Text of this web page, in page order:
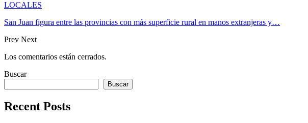
LOCALES
San Juan figura entre las provincias con más superficie rural en manos extranjeras y…
Prev Next
Los comentarios están cerrados.
Buscar
Buscar
Recent Posts